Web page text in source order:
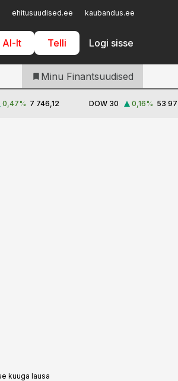
ehitusuudised.ee kaubandus.ee
AI-lt Telli Logi sisse
Iseteenindus
Telli Finantsuudised
Minu Finantsuudised
0,47% 7 746,12 DOW 30 0,16% 53
kuuga lausa